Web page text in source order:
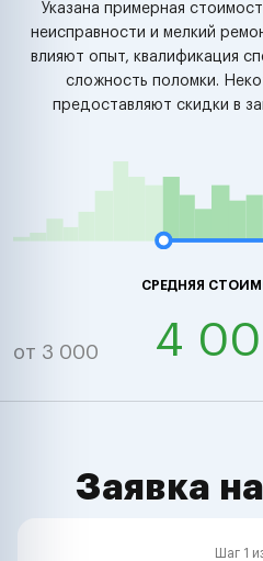
Указана примерная
неисправности и мелкий
влияют опыт, квалификация
сложность поломки.
предоставляют скидки в
СРЕДНЯЯ
от 3 000 4
Заявка
Шаг 1